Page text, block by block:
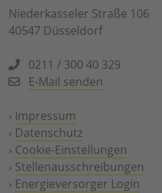
Niederkasseler Straße 106
40547 Düsseldorf
0211 / 300 40 329
E-Mail senden
› Impressum
› Datenschutz
› Cookie-Einstellungen
› Stellenausschreibungen
› Energieversorger Login